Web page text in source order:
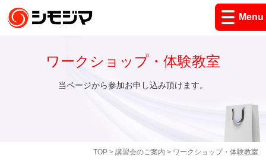
Menu
TOP> 講習会のご案内 > ワークショップ・体験教室
ワークショップ・体験教室
当ページから参加お申し込み頂けます。